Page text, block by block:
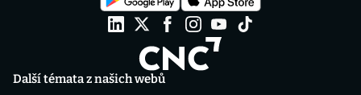
Další témata z našich webů